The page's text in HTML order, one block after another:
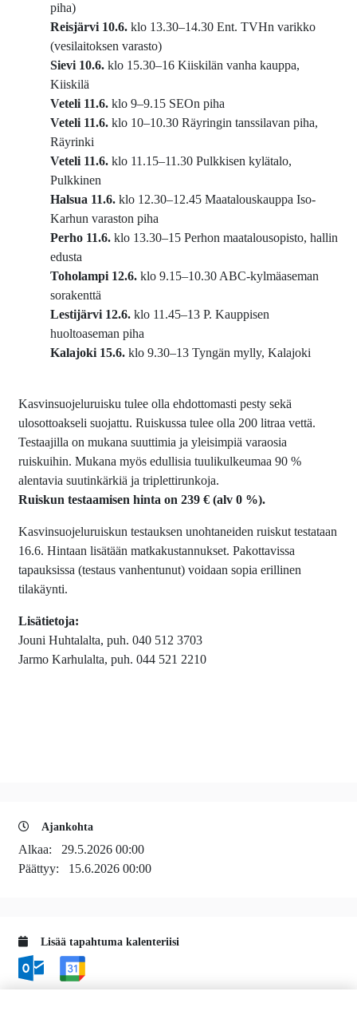
piha)
Reisjärvi 10.6. klo 13.30–14.30 Ent. TVHn varikko
(vesilaitoksen varasto)
Sievi 10.6. klo 15.30–16 Kiiskilän vanha kauppa,
Kiiskilä
Veteli 11.6. klo 9–9.15 SEOn piha
Veteli 11.6. klo 10–10.30 Räyringin tanssilavan piha,
Räyrinki
Veteli 11.6. klo 11.15–11.30 Pulkkisen kylätalo,
Pulkkinen
Halsua 11.6. klo 12.30–12.45 Maatalouskauppa Iso-
Karhun varaston piha
Perho 11.6. klo 13.30–15 Perhon maatalousopisto, hallin
edusta
Toholampi 12.6. klo 9.15–10.30 ABC-kylmäaseman
sorakenttä
Lestijärvi 12.6. klo 11.45–13 P. Kauppisen
huoltoaseman piha
Kalajoki 15.6. klo 9.30–13 Tyngän mylly, Kalajoki
Kasvinsuojeluruisku tulee olla ehdottomasti pesty sekä
ulosottoakseli suojattu. Ruiskussa tulee olla 200 litraa vettä.
Testaajilla on mukana suuttimia ja yleisimpiä varaosia
ruiskuihin. Mukana myös edullisia tuulikulkeumaa 90 %
alentavia suutinkärkiä ja triplettirunkoja.
Ruiskun testaamisen hinta on 239 € (alv 0 %).
Kasvinsuojeluruiskun testauksen unohtaneiden ruiskut testataan
16.6. Hintaan lisätään matkakustannukset. Pakottavissa
tapauksissa (testaus vanhentunut) voidaan sopia erillinen
tilakäynti.
Lisätietoja:
Jouni Huhtalalta, puh. 040 512 3703
Jarmo Karhulalta, puh. 044 521 2210
Ajankohta
Alkaa: 29.5.2026 00:00
Päättyy: 15.6.2026 00:00
Lisää tapahtuma kalenteriisi